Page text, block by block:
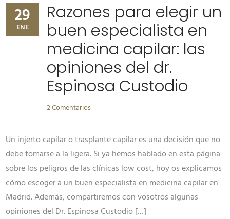
29
ENE
Razones para elegir un
buen especialista en
medicina capilar: las
opiniones del dr.
Espinosa Custodio
2 Comentarios
Un injerto capilar o trasplante capilar es una decisión que no
debe tomarse a la ligera. Si ya hemos hablado en esta página
sobre los peligros de las clínicas low cost, hoy os explicamos
cómo escoger a un buen especialista en medicina capilar en
Madrid. Además, compartiremos con vosotros algunas
opiniones del Dr. Espinosa Custodio […]